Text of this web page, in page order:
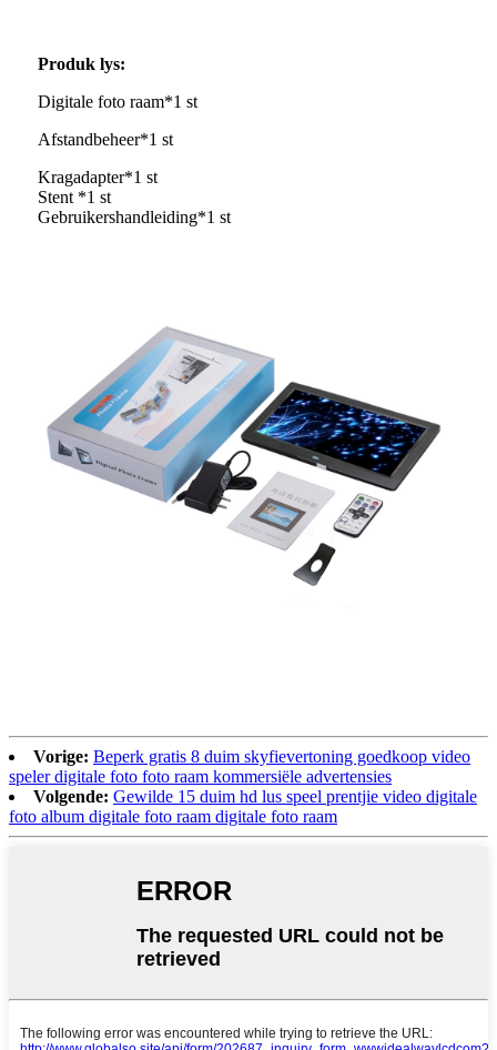
Produk lys:
Digitale foto raam*1 st
Afstandbeheer*1 st
Kragadapter*1 st
Stent *1 st
Gebruikershandleiding*1 st
Vorige: Beperk gratis 8 duim skyfievertoning goedkoop video
speler digitale foto foto raam kommersiële advertensies
Volgende: Gewilde 15 duim hd lus speel prentjie video digitale
foto album digitale foto raam digitale foto raam